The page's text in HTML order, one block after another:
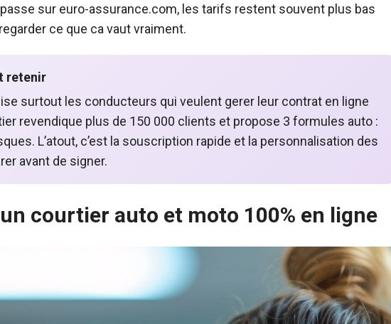
sur euro-assurance.com, les tarifs restent souvent plus bas
ce que ca vaut vraiment.
retenir
surtout les conducteurs qui veulent gerer leur contrat en ligne
revendique plus de 150 000 clients et propose 3 formules auto :
L’atout, c’est la souscription rapide et la personnalisation des
avant de signer.
courtier auto et moto 100% en ligne